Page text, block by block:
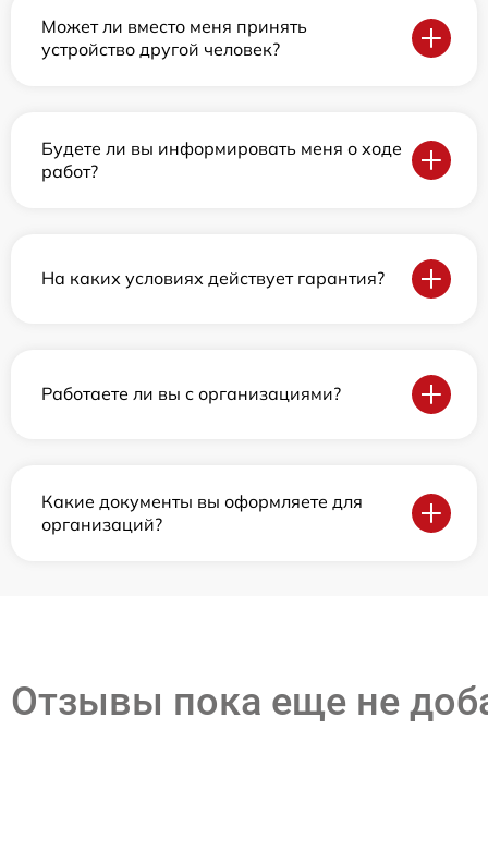
Может ли вместо меня принять
устройство другой человек?
Будете ли вы информировать меня о ходе
работ?
На каких условиях действует гарантия?
Работаете ли вы с организациями?
Какие документы вы оформляете для
организаций?
Отзывы пока еще не